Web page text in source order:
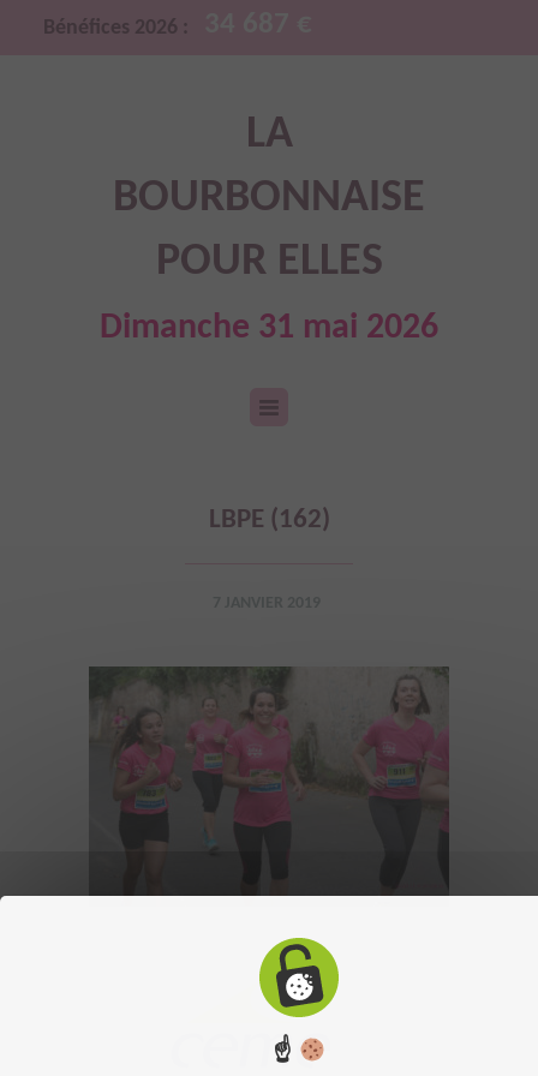
Bénéfices 2026 :
LA
BOURBONNAISE
POUR ELLES
Dimanche 31 mai 2026
LBPE (162)
☝